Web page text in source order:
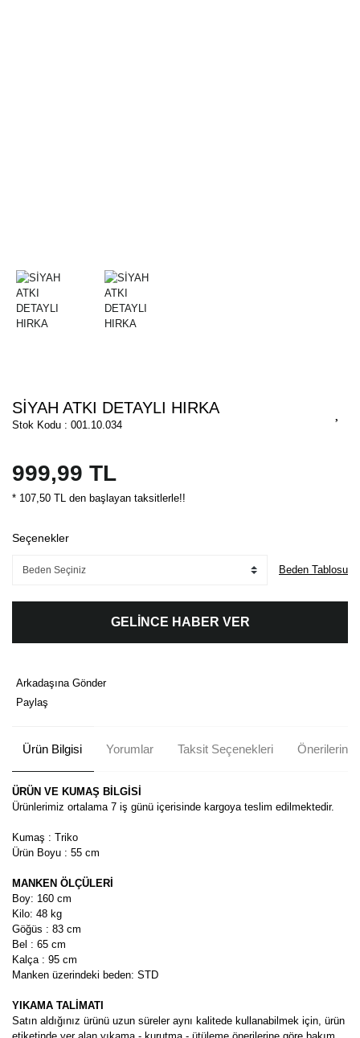
SİYAH ATKI DETAYLI HIRKA
Stok Kodu : 001.10.034
999,99 TL
* 107,50 TL den başlayan taksitlerle!!
Seçenekler
Beden Tablosu
GELİNCE HABER VER
Arkadaşına Gönder
Paylaş
Ürün Bilgisi Yorumlar Taksit Seçenekleri Önerileriniz
ÜRÜN VE KUMAŞ BİLGİSİ
Ürünlerimiz ortalama 7 iş günü içerisinde kargoya teslim edilmektedir.
Kumaş : Triko
Ürün Boyu : 55 cm
MANKEN ÖLÇÜLERİ
Boy: 160 cm
Kilo: 48 kg
Göğüs : 83 cm
Bel : 65 cm
Kalça : 95 cm
Manken üzerindeki beden: STD
YIKAMA TALİMATI
Satın aldığınız ürünü uzun süreler aynı kalitede kullanabilmek için, ürün